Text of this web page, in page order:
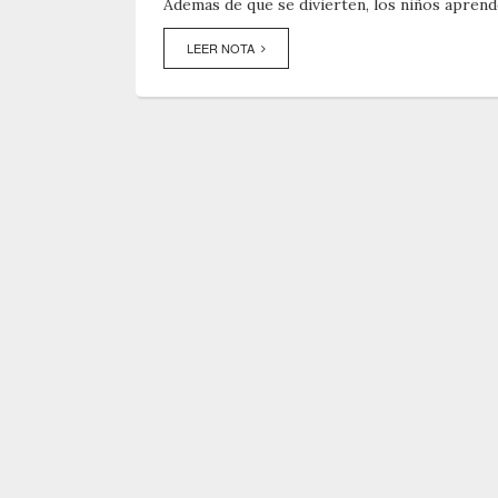
Ademas de que se divierten, los niños
LEER NOTA